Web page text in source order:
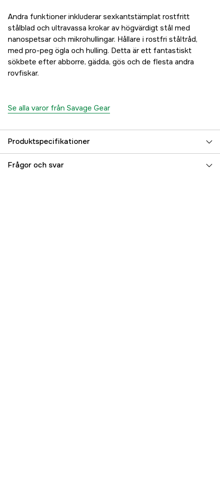
Andra funktioner inkluderar sexkantstämplat rostfritt
stålblad och ultravassa krokar av högvärdigt stål med
nanospetsar och mikrohullingar. Hållare i rostfri ståltråd,
med pro-peg ögla och hulling. Detta är ett fantastiskt
sökbete efter abborre, gädda, gös och de flesta andra
rovfiskar.
Se alla varor från Savage Gear
Produktspecifikationer
Krokstorlek, drag 3/0
Frågor och svar